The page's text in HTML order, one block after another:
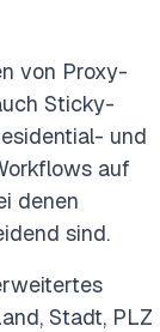
von Proxy-
Sticky-
und
auf
denen
sind.
Stadt, PLZ